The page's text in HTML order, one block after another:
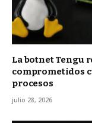
La botnet Tengu
comprometidos
procesos
julio 28, 2026